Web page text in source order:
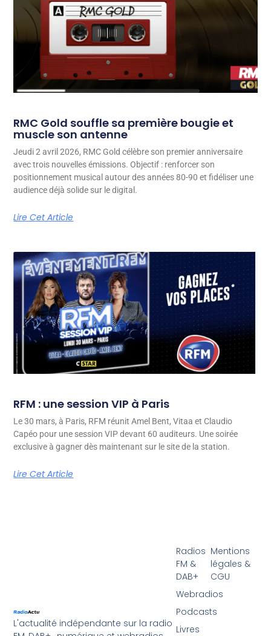
RMC Gold souffle sa première bougie et
muscle son antenne
Jeudi 2 avril 2026, RMC Gold célèbre son premier anniversaire
avec trois nouvelles émissions. Objectif : renforcer son
positionnement musical autour des années 80-90 et fidéliser une
audience déjà solide sur le digital.
Lire Cet Article
RFM : une session VIP à Paris
Le 30 mars, à Paris, RFM réunit Amel Bent, Vitaa et Claudio
Capéo pour une session VIP devant 60 auditeurs. Une soirée
exclusive à gagner dès maintenant sur le site de la station.
Lire Cet Article
L'actualité indépendante sur la radio
Radios
FM &
DAB+
Webradios
Podcasts
Livres
Mentions
légales &
CGU